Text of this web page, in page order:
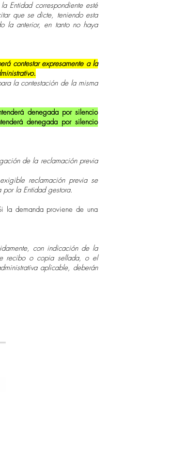
Entidad correspondiente esté
que se dicte, teniendo esta
la anterior, en tanto no haya
contestar expresamente a la
la contestación de la misma
denegada por silencio
denegada por silencio
de la reclamación previa
reclamación previa se
la Entidad gestora.
la demanda proviene de una
con indicación de la
recibo o copia sellada, o el
aplicable, deberán